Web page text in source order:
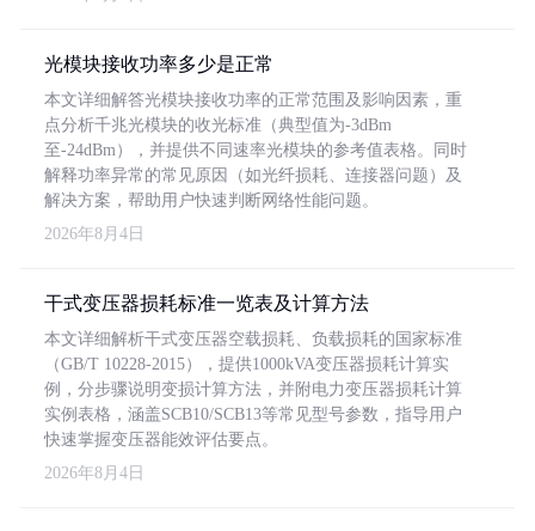
光模块接收功率多少是正常
本文详细解答光模块接收功率的正常范围及影响因素，重
点分析千兆光模块的收光标准（典型值为-3dBm
至-24dBm），并提供不同速率光模块的参考值表格。同时
解释功率异常的常见原因（如光纤损耗、连接器问题）及
解决方案，帮助用户快速判断网络性能问题。
2026年8月4日
干式变压器损耗标准一览表及计算方法
本文详细解析干式变压器空载损耗、负载损耗的国家标准
（GB/T 10228-2015），提供1000kVA变压器损耗计算实
例，分步骤说明变损计算方法，并附电力变压器损耗计算
实例表格，涵盖SCB10/SCB13等常见型号参数，指导用户
快速掌握变压器能效评估要点。
2026年8月4日